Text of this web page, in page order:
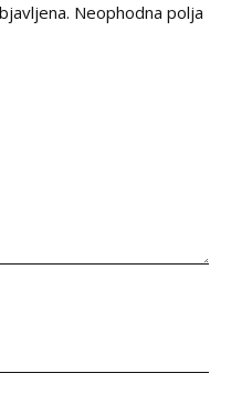
Neophodna polja